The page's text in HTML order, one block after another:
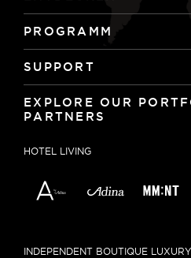
PROGRAMM
SUPPORT
EXPLORE OUR
PARTNERS
HOTEL LIVING
INDEPENDENT BOUTIQUE LUXURY